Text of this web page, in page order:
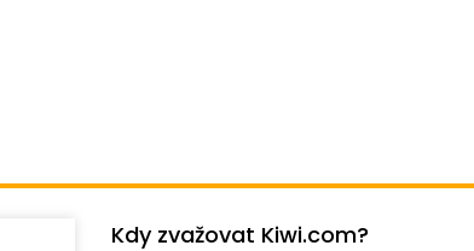
Kdy zvažovat Kiwi.com?